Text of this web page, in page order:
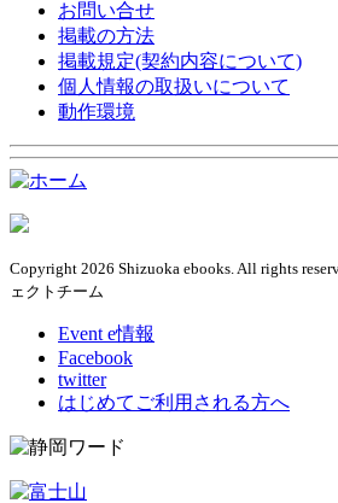
お問い合せ
掲載の方法
掲載規定(契約内容について)
個人情報の取扱いについて
動作環境
Copyright 2026 Shizuoka ebooks. All rights
ェクトチーム
Event e情報
Facebook
twitter
はじめてご利用される方へ